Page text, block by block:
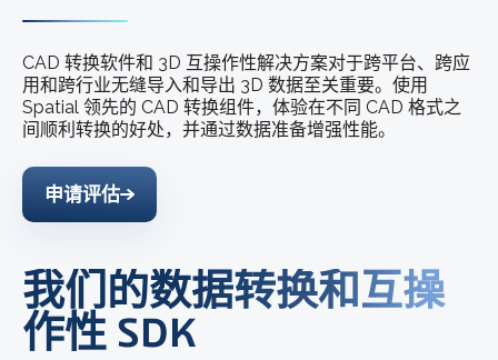
CAD 转换软件和 3D 互操作性解决方案对于跨平台、跨应
用和跨行业无缝导入和导出 3D 数据至关重要。使用
Spatial 领先的 CAD 转换组件，体验在不同 CAD 格式之
间顺利转换的好处，并通过数据准备增强性能。
申请评估
我们的数据转换和互操
作性 SDK